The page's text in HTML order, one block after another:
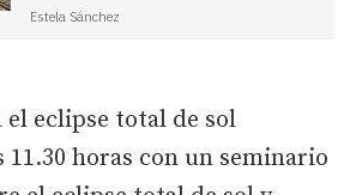
Estela Sánchez
el eclipse total de sol
11.30 horas con un seminario